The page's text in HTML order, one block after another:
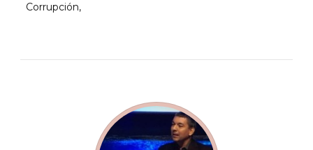
Corrupción